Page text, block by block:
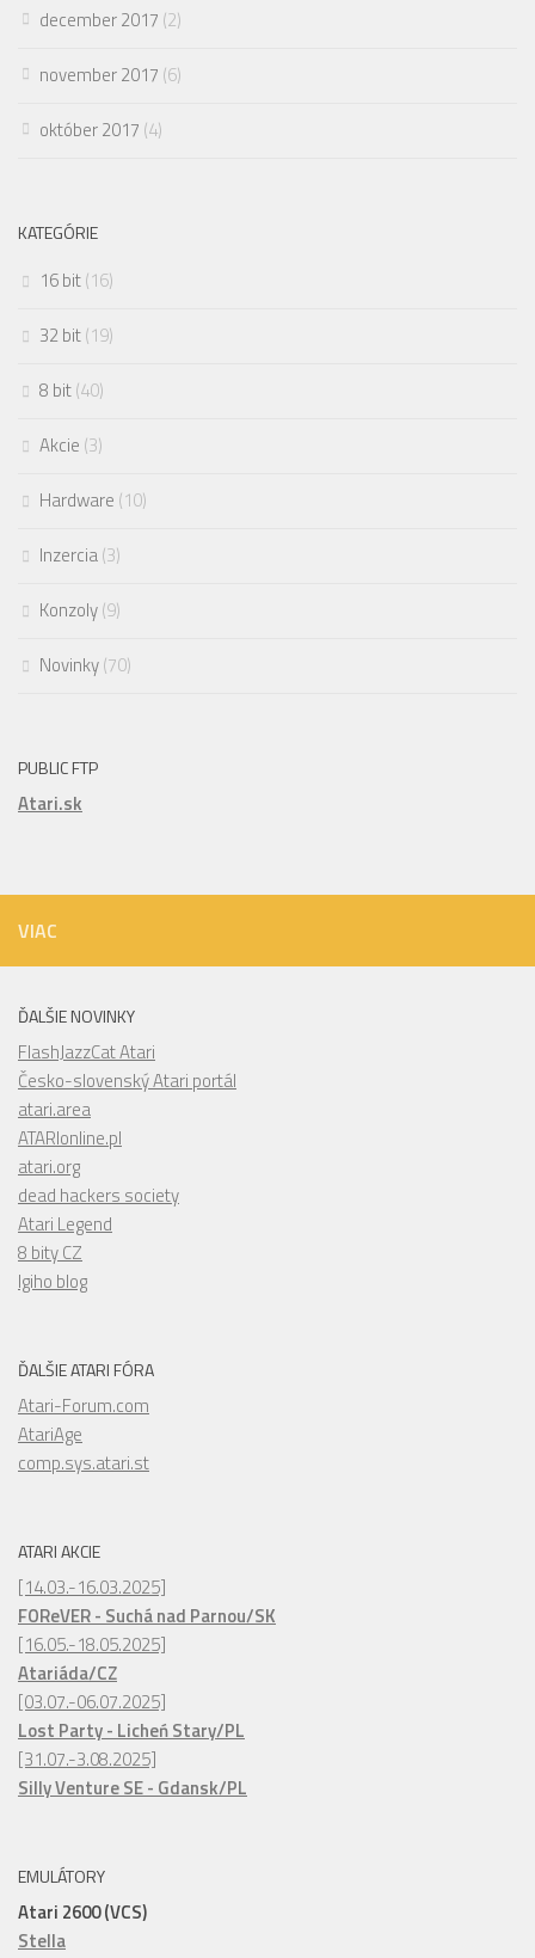
december 2017 (2)
november 2017 (6)
október 2017 (4)
KATEGÓRIE
16 bit(16)
32 bit(19)
8 bit(40)
Akcie (3)
Hardware (10)
Inzercia(3)
Konzoly(9)
Novinky(70)
PUBLIC FTP
Atari.sk
VIAC
ĎALŠIE NOVINKY
FlashJazzCat Atari
Česko-slovenský Atari portál
atari.area
ATARIonline.pl
atari.org
dead hackers society
Atari Legend
8 bity CZ
Igiho blog
ĎALŠIE ATARI FÓRA
Atari-Forum.com
AtariAge
comp.sys.atari.st
ATARI AKCIE
[14.03.-16.03.2025]
FOReVER - Suchá nad Parnou/SK
[16.05.-18.05.2025]
Atariáda/CZ
[03.07.-06.07.2025]
Lost Party - Licheń Stary/PL
[31.07.-3.08.2025]
Silly Venture SE - Gdansk/PL
EMULÁTORY
Atari 2600 (VCS)
Stella